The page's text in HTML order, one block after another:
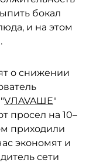
бокал
и на этом
о снижении
VЛAVAШЕ"
просел на 10–
приходили
экономят и
сети